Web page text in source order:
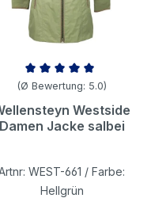
5 Sternen Bewertung
(Ø Bewertung: 5.0)
Westside
Damen Jacke salbei
WEST-661 / Farbe:
Hellgrün